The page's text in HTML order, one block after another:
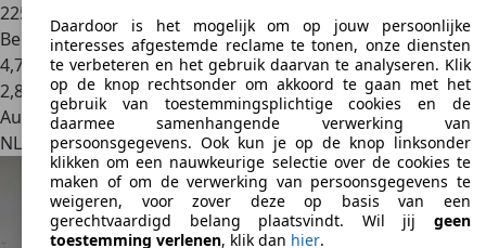
225.150 km
Benzine
4,7 l/100 km (gem.)
2,8
Autobedrijf
NL 3076 JARotterdam
Daardoor is het mogelijk om op jouw persoonlijke
interesses afgestemde reclame te tonen, onze diensten
te verbeteren en het gebruik daarvan te analyseren. Klik
op de knop rechtsonder om akkoord te gaan met het
gebruik van toestemmingsplichtige cookies en de
daarmee samenhangende verwerking van
persoonsgegevens. Ook kun je op de knop linksonder
klikken om een nauwkeurige selectie over de cookies te
maken of om de verwerking van persoonsgegevens te
weigeren, voor zover deze op basis van een
gerechtvaardigd belang plaatsvindt. Wil jij geen
toestemming verlenen, klik dan hier.